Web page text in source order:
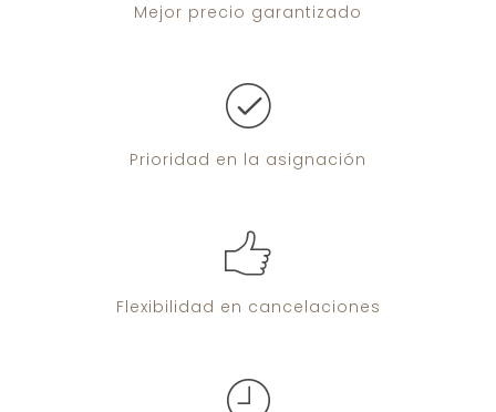
Mejor precio garantizado
Prioridad en la asignación
Flexibilidad en cancelaciones